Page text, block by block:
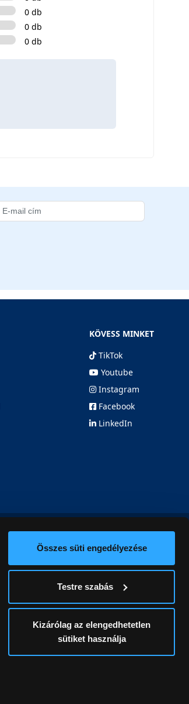
Összes süti engedélyezése
Testre szabás
Kizárólag az elengedhetetlen
sütiket használja
0 db
0 db
0 db
KÖVESS MINKET
TikTok
Youtube
Instagram
Facebook
LinkedIn